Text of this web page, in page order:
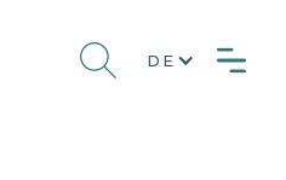
DE